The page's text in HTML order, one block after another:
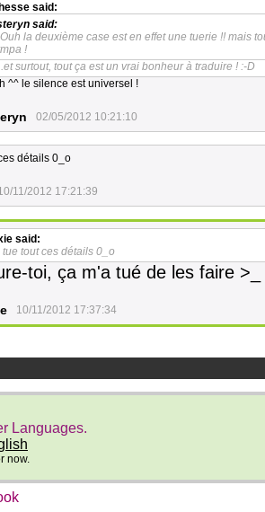
said:
said:
Ouh la deuxième case est en effet une tuerie !! mais
!
surtout, tout ça est un vrai bonheur à traduire ! :-D
^^ le silence est universel !
02/05/2012 10:21:10
détails 0_o
11/2012 17:21:39
said:
tue tout ces détails 0_o
toi, ça m'a tué de les faire >_
10/11/2012 17:37:34
Languages.
now.